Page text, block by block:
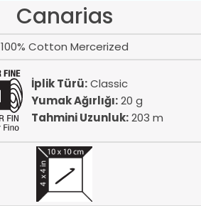
Canarias
100% Cotton Mercerized
İplik Türü:Classic
Yumak Ağırlığı:20 g
Tahmini Uzunluk:203 m